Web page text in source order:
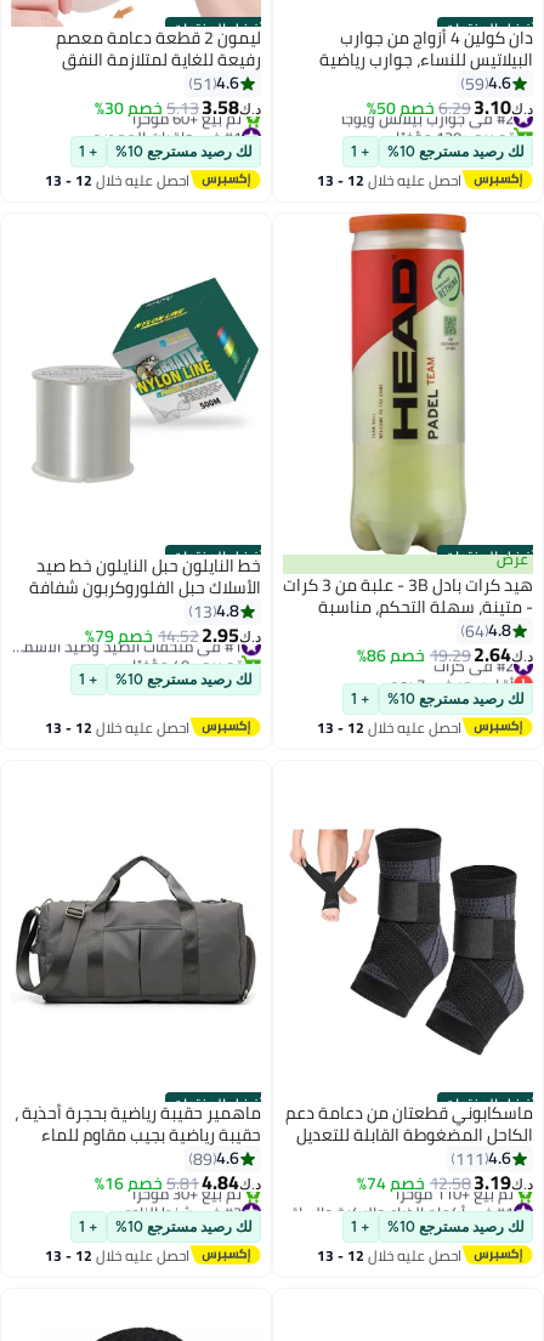
أفضل المنتجاتدان كولين 4 أزواج من جوارب
البيلاتيس للنساء، جوارب رياضية
لليوجا غير قابلة للانزلاق لمستشفى
باري الباليه حافي القدمين
4.6
59
د.ك‏3.10
6.29خصم 50% #2 في جوارب بيلاتس ويوجا
تم بيع +120 مؤخرًا
#2 في جوارب بيلاتس ويوجا
لك رصيد مسترجع 10% + 1
احصل عليه خلال 12 - 13
أفضل المنتجاتليمون 2 قطعة دعامة معصم
رفيعة للغاية لمتلازمة النفق
الرسغي، تدليك بنقاط مرتفعة،
أربطة معصم مرنة لالتهاب المفاصل
والتهاب الأوتار، أشرطة معصم
داعمة، تخفيف الألم، ضغط ودعم
لعشاق اللياقة البدنية (برتقالي بيج)
4.6
51
د.ك‏3.58
5.13خصم 30%
#1 في واقيات المعصم
بتخلّص بسرعة
تم بيع +60 مؤخرًا
#1 في واقيات المعصم
لك رصيد مسترجع 10% + 1
احصل عليه خلال 12 - 13
أفضل المنتجات
عرض
هيد كرات بادل 3B - علبة من 3 كرات
- متينة، سهلة التحكم، مناسبة
للمبتدئين - مضرب تنس احترافي -
أداء عالٍ | خفيف الوزن | قوة وتحكم -
كرة بادل تنس ممتازة مصممة
للأداء والمتانة والراحة
4.8
64
د.ك‏2.64
19.29خصم 86% #2 في كرات
أقل سعر في 7 يوم
#2 في كرات
لك رصيد مسترجع 10% + 1
احصل عليه خلال 12 - 13
أفضل المنتجات
خط النايلون حبل النايلون خط صيد
الأسلاك حبل الفلوروكربون شفافة
قوية سلك الفولاذ أحادي السلك
مرنة ومقاومة للاهتراء القطع
القوي للغاية للتعليق الزخرف الحرف
الراقية 500M خط النايلون
4.8
13
د.ك‏2.95
14.52خصم 79%
تم بيع +40 مؤخرًا
لك رصيد مسترجع 10% + 1
احصل عليه خلال 12 - 13
أفضل المنتجات
ماسكابوني قطعتان من دعامة دعم
الكاحل المضغوطة القابلة للتعديل
للكاحل لتشغيل كرة القدم الرياضية
وكرة السلة
4.6
111
د.ك‏3.19
12.58خصم 74%
#1 في أكمام الذراع والركبة والساق
بتخلّص بسرعة
تم بيع +110 مؤخرًا
#1 في أكمام الذراع والركبة والساق
لك رصيد مسترجع 10% + 1
احصل عليه خلال 12 - 13
أفضل المنتجات
ماهمير حقيبة رياضية بحجرة أحذية ،
حقيبة رياضية بجيب مقاوم للماء
للمناشف الرطبة ، حقيبة دفل للسفر
للرجال والنساء من MahMir (رمادي)
4.6
89
د.ك‏4.84
5.81خصم 16%
#2 في شنط النادي
أقل سعر في 30 يوم
تم بيع +30 مؤخرًا
#2 في شنط النادي
لك رصيد مسترجع 10% + 1
احصل عليه خلال 12 - 13